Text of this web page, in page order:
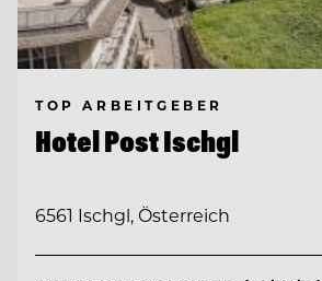
TOP ARBEITGEBER
Hotel Post Ischgl
6561 Ischgl, Österreich